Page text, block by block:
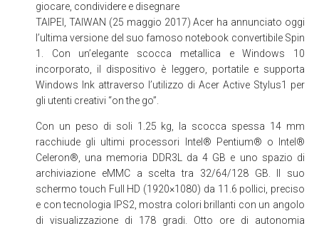
giocare, condividere e disegnare
TAIPEI, TAIWAN (25 maggio 2017) Acer ha annunciato oggi
l’ultima versione del suo famoso notebook convertibile Spin
1. Con un’elegante scocca metallica e Windows 10
incorporato, il dispositivo è leggero, portatile e supporta
Windows Ink attraverso l’utilizzo di Acer Active Stylus1 per
gli utenti creativi “on the go”.
Con un peso di soli 1.25 kg, la scocca spessa 14 mm
racchiude gli ultimi processori Intel® Pentium® o Intel®
Celeron®, una memoria DDR3L da 4 GB e uno spazio di
archiviazione eMMC a scelta tra 32/64/128 GB. Il suo
schermo touch Full HD (1920×1080) da 11.6 pollici, preciso
e con tecnologia IPS2, mostra colori brillanti con un angolo
di visualizzazione di 178 gradi. Otto ore di autonomia